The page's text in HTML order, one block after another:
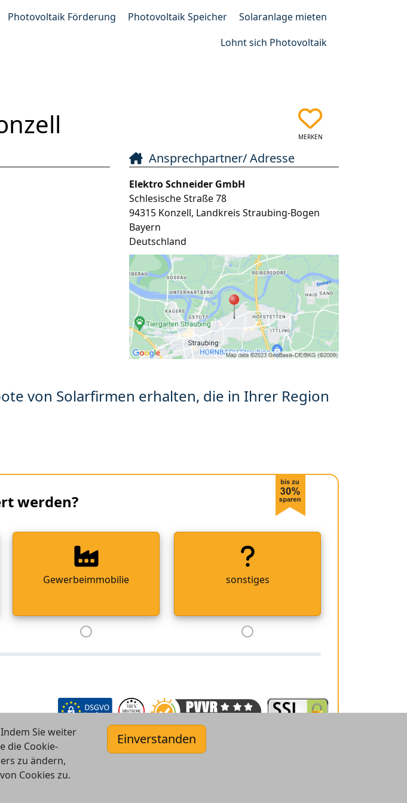
Photovoltaik Förderung Photovoltaik Speicher
Solaranlage mieten
Lohnt sich Photovoltaik
MERKEN
Ansprechpartner/ Adresse
Elektro Schneider GmbH
Schlesische Straße 78
94315 Konzell, Landkreis Straubing-Bogen
Bayern
Deutschland
von Solarfirmen erhalten, die in Ihrer Region
werden?
Gewerbeimmobilie sonstiges
Sie weiter
die Cookie-
zu ändern,
Cookies zu.
Einverstanden